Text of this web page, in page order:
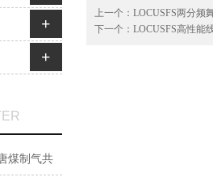
上一个： LOCUSFS两分频
下一个： LOCUSFS高性能
+
+
煤制气共